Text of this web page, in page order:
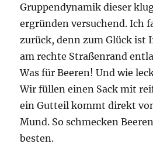
Gruppendynamik dieser
ergründen versuchend. Ich
zurück, denn zum Glück ist
am rechte Straßenrand
Was für Beeren! Und wie
Wir füllen einen Sack mit
ein Gutteil kommt direkt
Mund. So schmecken
besten.